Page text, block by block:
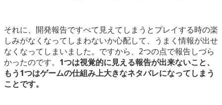
それに、開発報告ですべて見えてしまうとプレイする時の楽
しみがなくなってしまわないか心配して、うまく情報が出せ
なくなってしまいました。ですから、2つの点で報告しづら
かったのです。 1つは視覚的に見える報告が出来ないこと、
もう1つはゲームの仕組み上大きなネタバレになってしまう
ことです。